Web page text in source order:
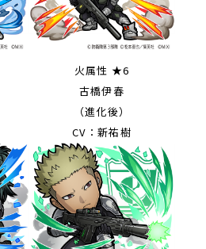
火属性 ★6
古橋伊春
（進化後）
CV：新祐樹